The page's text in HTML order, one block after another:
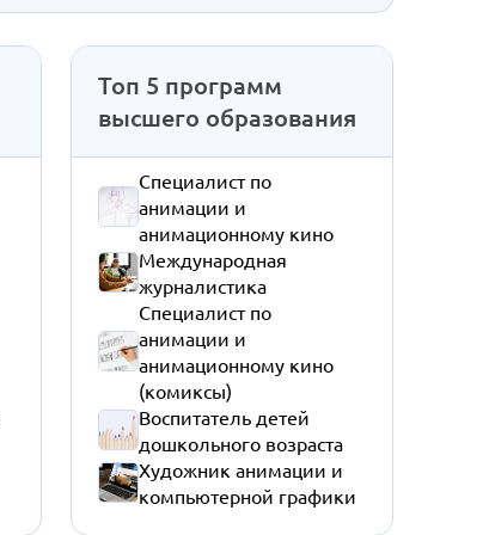
Топ 5 программ
высшего образования
Специалист по
анимации и
анимационному кино
Международная
журналистика
Специалист по
анимации и
анимационному кино
(комиксы)
Воспитатель детей
дошкольного возраста
Художник анимации и
компьютерной графики